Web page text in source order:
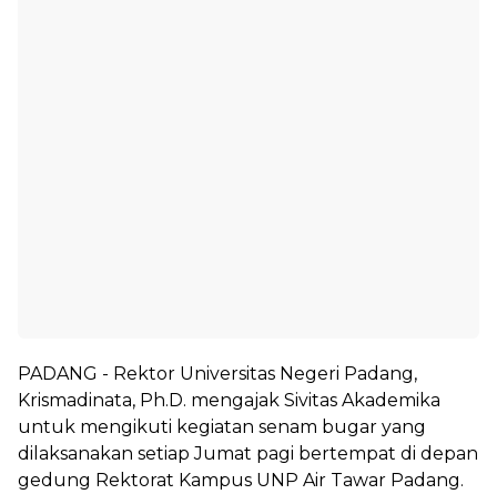
PADANG - Rektor Universitas Negeri Padang,
Krismadinata, Ph.D. mengajak Sivitas Akademika
untuk mengikuti kegiatan senam bugar yang
dilaksanakan setiap Jumat pagi bertempat di depan
gedung Rektorat Kampus UNP Air Tawar Padang.